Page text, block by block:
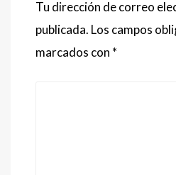
Tu dirección de correo
publicada. Los campos
marcados con *